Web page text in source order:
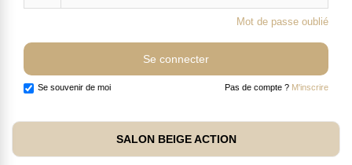
Mot de passe oublié
Se souvenir de moi Pas de compte ? M'inscrire
SALON BEIGE ACTION